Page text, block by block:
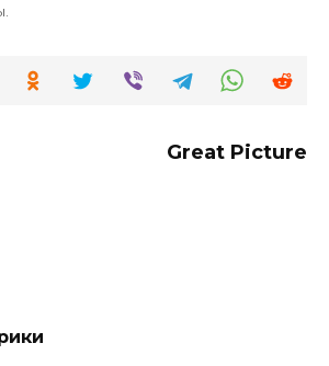
Great Picture